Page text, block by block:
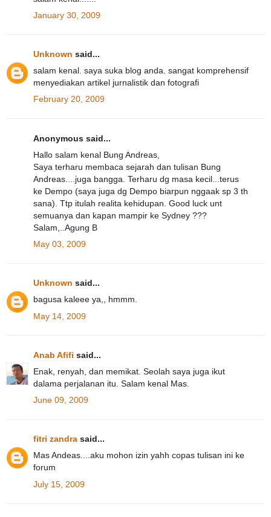
January 30, 2009
Unknown said...
salam kenal. saya suka blog anda. sangat komprehensif
menyediakan artikel jurnalistik dan fotografi
February 20, 2009
Anonymous said...
Hallo salam kenal Bung Andreas,
Saya terharu membaca sejarah dan tulisan Bung
Andreas....juga bangga. Terharu dg masa kecil...terus
ke Dempo (saya juga dg Dempo biarpun nggaak sp 3 th
sana). Ttp itulah realita kehidupan. Good luck unt
semuanya dan kapan mampir ke Sydney ???
Salam,..Agung B
May 03, 2009
Unknown said...
bagusa kaleee ya,, hmmm.
May 14, 2009
Anab Afifi said...
Enak, renyah, dan memikat. Seolah saya juga ikut
dalama perjalanan itu. Salam kenal Mas.
June 09, 2009
fitri zandra said...
Mas Andeas....aku mohon izin yahh copas tulisan ini ke
forum
July 15, 2009